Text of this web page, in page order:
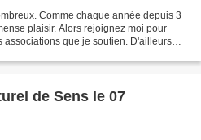
Comme chaque année depuis 3
plaisir. Alors rejoignez moi pour
associations que je soutien. D'ailleurs
de Sens le 07